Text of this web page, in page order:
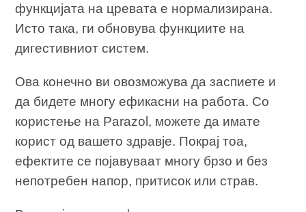
функцијата на цревата е нормализирана.
Исто така, ги обновува функциите на
дигестивниот систем.
Ова конечно ви овозможува да заспиете и
да бидете многу ефикасни на работа. Со
користење на Parazol, можете да имате
корист од вашето здравје. Покрај тоа,
ефектите се појавуваат многу брзо и без
непотребен напор, притисок или страв.